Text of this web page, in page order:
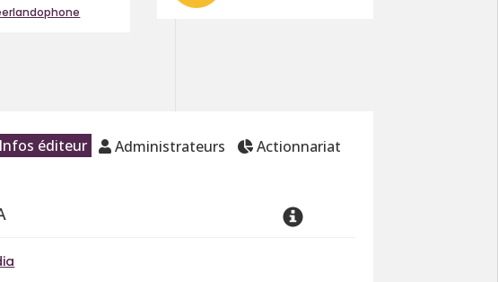
Infos éditeur Administrateurs Actionnariat